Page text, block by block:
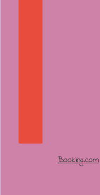
Booking.com